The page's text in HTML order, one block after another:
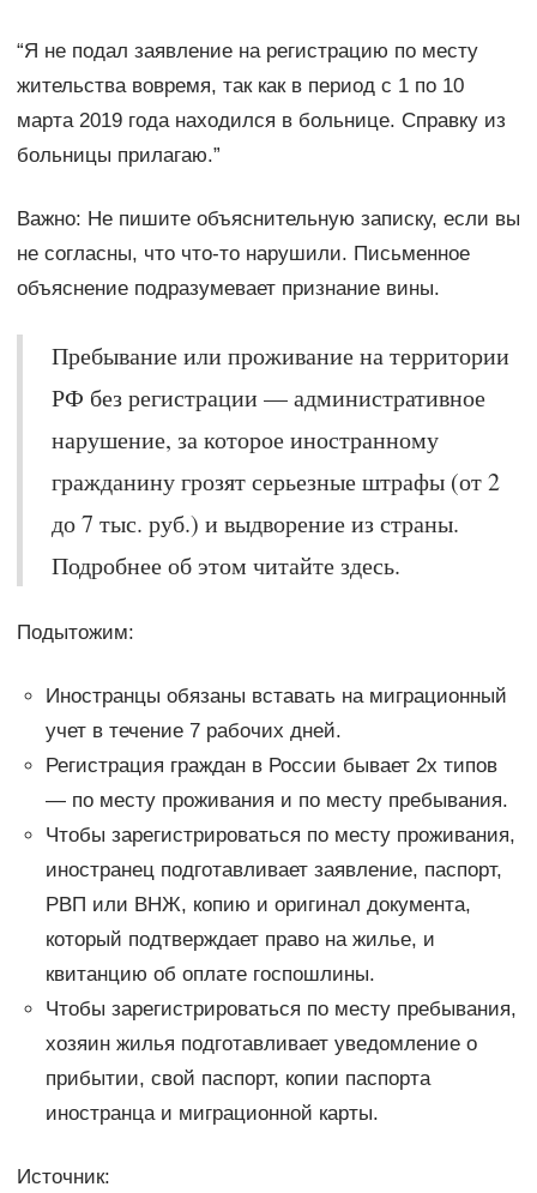
“Я не подал заявление на регистрацию по месту
жительства вовремя, так как в период с 1 по 10
марта 2019 года находился в больнице. Справку из
больницы прилагаю.”
Важно: Не пишите объяснительную записку, если вы
не согласны, что что-то нарушили. Письменное
объяснение подразумевает признание вины.
Пребывание или проживание на территории
РФ без регистрации — административное
нарушение, за которое иностранному
гражданину грозят серьезные штрафы (от 2
до 7 тыс. руб.) и выдворение из страны.
Подробнее об этом читайте здесь.
Подытожим:
Иностранцы обязаны вставать на миграционный
учет в течение 7 рабочих дней.
Регистрация граждан в России бывает 2х типов
— по месту проживания и по месту пребывания.
Чтобы зарегистрироваться по месту проживания,
иностранец подготавливает заявление, паспорт,
РВП или ВНЖ, копию и оригинал документа,
который подтверждает право на жилье, и
квитанцию об оплате госпошлины.
Чтобы зарегистрироваться по месту пребывания,
хозяин жилья подготавливает уведомление о
прибытии, свой паспорт, копии паспорта
иностранца и миграционной карты.
Источник: